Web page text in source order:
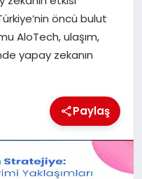
öncü bulut
AloTech, ulaşım,
yapay zekanın
Paylaş